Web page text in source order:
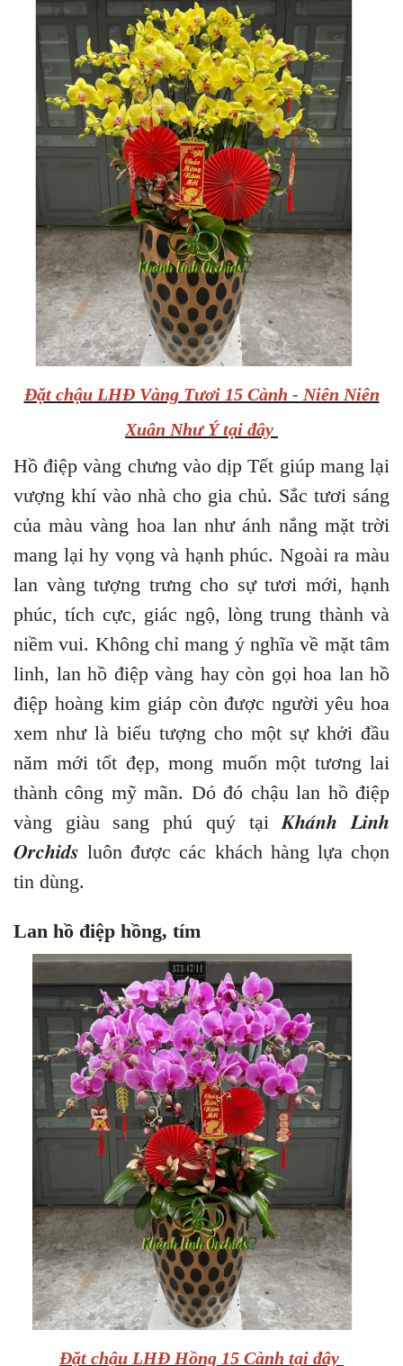
Đặt chậu LHĐ Vàng Tươi 15 Cành - Niên Niên
Xuân Như Ý tại đây
Hồ điệp vàng chưng vào dịp Tết giúp mang lại
vượng khí vào nhà cho gia chủ. Sắc tươi sáng
của màu vàng hoa lan như ánh nắng mặt trời
mang lại hy vọng và hạnh phúc. Ngoài ra màu
lan vàng tượng trưng cho sự tươi mới, hạnh
phúc, tích cực, giác ngộ, lòng trung thành và
niềm vui. Không chỉ mang ý nghĩa về mặt tâm
linh, lan hồ điệp vàng hay còn gọi hoa lan hồ
điệp hoàng kim giáp còn được người yêu hoa
xem như là biểu tượng cho một sự khởi đầu
năm mới tốt đẹp, mong muốn một tương lai
thành công mỹ mãn. Dó đó chậu lan hồ điệp
vàng giàu sang phú quý tại 𝑲𝒉𝒂́𝒏𝒉 𝑳𝒊𝒏𝒉
𝑶𝒓𝒄𝒉𝒊𝒅𝒔 luôn được các khách hàng lựa chọn
tin dùng.
Lan hồ điệp hồng, tím
Đặt chậu LHĐ Hồng 15 Cành tại đây